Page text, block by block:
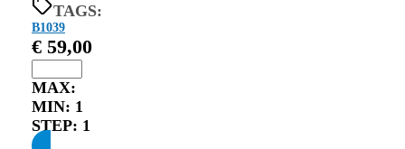
TAGS:
B1039
€ 59,00
MAX:
MIN: 1
STEP: 1